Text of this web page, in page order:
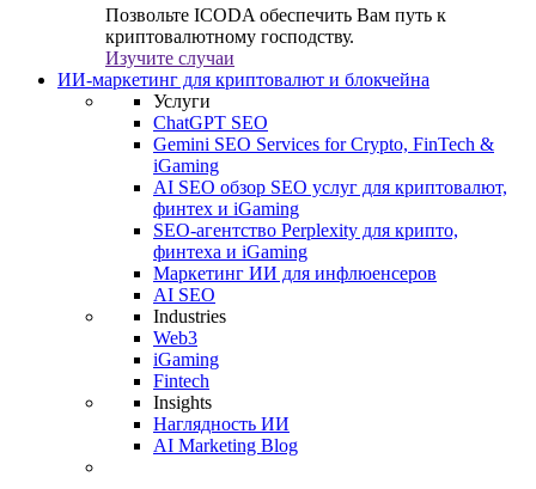
Позвольте ICODA обеспечить Вам путь к
криптовалютному господству.
Изучите случаи
ИИ-маркетинг для криптовалют и блокчейна
Услуги
ChatGPT SEO
Gemini SEO Services for Crypto, FinTech &
iGaming
AI SEO обзор SEO услуг для криптовалют,
финтех и iGaming
SEO-агентство Perplexity для крипто,
финтеха и iGaming
Маркетинг ИИ для инфлюенсеров
AI SEO
Industries
Web3
iGaming
Fintech
Insights
Наглядность ИИ
AI Marketing Blog